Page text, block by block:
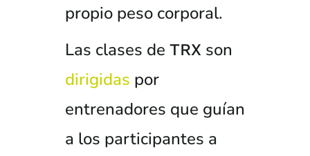
propio peso corporal.
Las clases de TRX son
dirigidas por
entrenadores que guían
a los participantes a